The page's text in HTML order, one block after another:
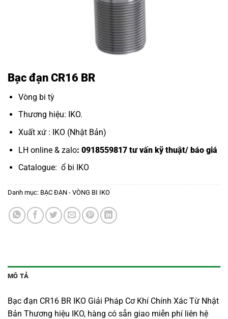
Bạc đạn CR16 BR
Vòng bi tỳ
Thương hiệu: IKO.
Xuất xứ : IKO (Nhật Bản)
LH online & zalo: 0918559817 tư vấn kỹ thuật/ báo giá
Catalogue: ổ bi IKO
Danh mục: BẠC ĐẠN - VÒNG BI IKO
MÔ TẢ
Bạc đạn CR16 BR IKO Giải Pháp Cơ Khí Chính Xác Từ Nhật
Bản Thương hiệu IKO, hàng có sẵn giao miễn phí liên hệ